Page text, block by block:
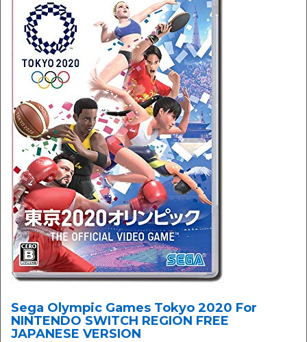
Sega Olympic Games Tokyo 2020 For
NINTENDO SWITCH REGION FREE
JAPANESE VERSION